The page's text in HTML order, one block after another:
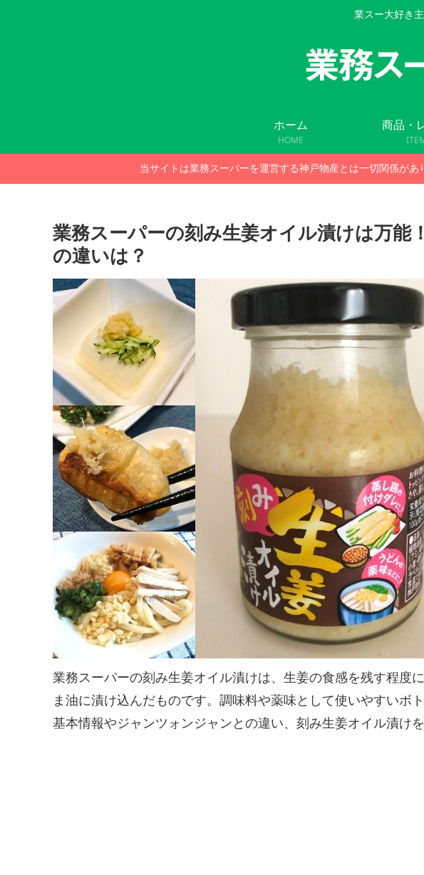
業スー大好き
ホーム
HOME
商品・
当サイトは業務スーパーを運営する神戸物産とは一切関係が
業務スーパーの刻み生姜オイル漬けは万能
の違いは？
業務スーパーの刻み生姜オイル漬けは、生姜の食感を残す程度
ま油に漬け込んだものです。調味料や薬味として使いやすいボ
基本情報やジャンツォンジャンとの違い、刻み生姜オイル漬け